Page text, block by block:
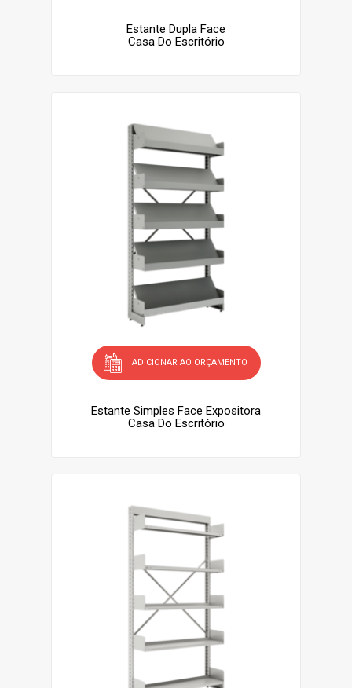
Estante Dupla Face
Casa Do Escritório
ADICIONAR AO ORÇAMENTO
Estante Simples Face Expositora
Casa Do Escritório